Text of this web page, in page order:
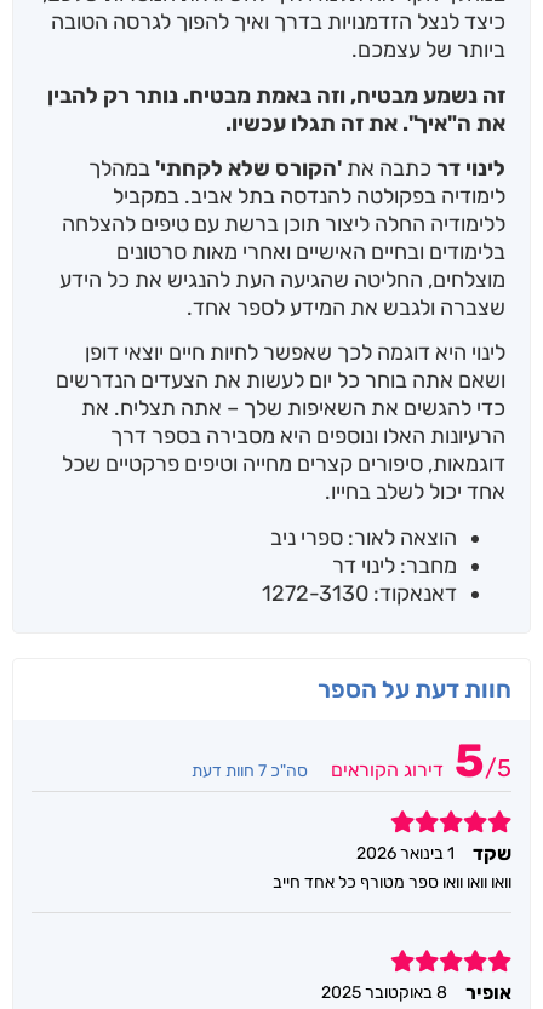
כיצד לנצל הזדמנויות בדרך ואיך להפוך לגרסה הטובה
ביותר של עצמכם.
זה נשמע מבטיח, וזה באמת מבטיח. נותר רק להבין
את ה"איך". את זה תגלו עכשיו.
לינוי דר כתבה את 'הקורס שלא לקחתי'במהלך
לימודיה בפקולטה להנדסה בתל אביב. במקביל
ללימודיה החלה ליצור תוכן ברשת עם טיפים להצלחה
בלימודים ובחיים האישיים ואחרי מאות סרטונים
מוצלחים, החליטה שהגיעה העת להנגיש את כל הידע
שצברה ולגבש את המידע לספר אחד.
לינוי היא דוגמה לכך שאפשר לחיות חיים יוצאי דופן
ושאם אתה בוחר כל יום לעשות את הצעדים הנדרשים
כדי להגשים את השאיפות שלך – אתה תצליח. את
הרעיונות האלו ונוספים היא מסבירה בספר דרך
דוגמאות, סיפורים קצרים מחייה וטיפים פרקטיים שכל
אחד יכול לשלב בחייו.
הוצאה לאור: ספרי ניב
מחבר: לינוי דר
דאנאקוד: 1272-3130
חוות דעת על הספר
5/5 דירוג הקוראים סה"כ 7 חוות דעת
5
שקד
1 בינואר 2026
וואו וואו וואו ספר מטורף כל אחד חייב
5
אופיר
8 באוקטובר 2025